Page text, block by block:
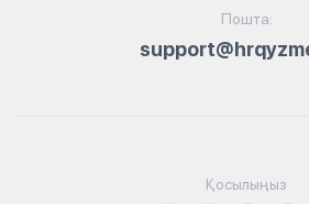
Пошта:
Қосылыңыз